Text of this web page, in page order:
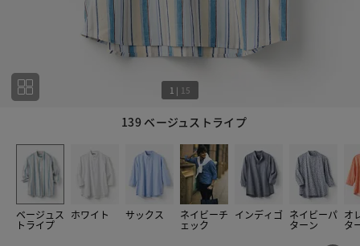
139 ベージュストライプ
1 | 15
ベージュス
トライプ
ホワイト サックス ネイビーチ
ェック
インディゴ ネイビーパ
ターン
オ
タ
15
この商品をシェアする